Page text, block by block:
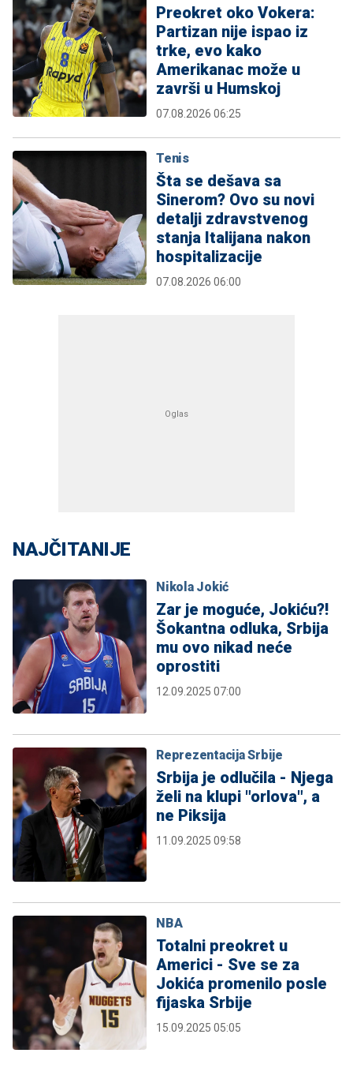
Preokret oko Vokera:
Partizan nije ispao iz
trke, evo kako
Amerikanac može u
završi u Humskoj
07.08.2026 06:25
Tenis
Šta se dešava sa
Sinerom? Ovo su novi
detalji zdravstvenog
stanja Italijana nakon
hospitalizacije
07.08.2026 06:00
NAJČITANIJE
Nikola Jokić
Zar je moguće, Jokiću?!
Šokantna odluka, Srbija
mu ovo nikad neće
oprostiti
12.09.2025 07:00
Reprezentacija Srbije
Srbija je odlučila - Njega
želi na klupi "orlova", a
ne Piksija
11.09.2025 09:58
NBA
Totalni preokret u
Americi - Sve se za
Jokića promenilo posle
fijaska Srbije
15.09.2025 05:05